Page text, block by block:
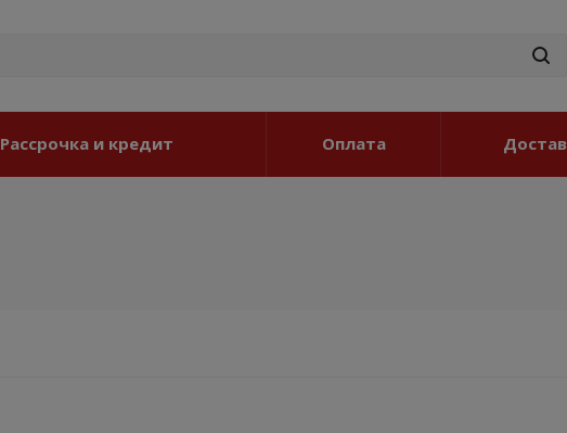
Рассрочка и кредит Оплата